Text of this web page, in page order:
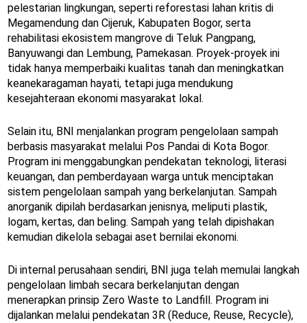
pelestarian lingkungan, seperti reforestasi lahan kritis di
Megamendung dan Cijeruk, Kabupaten Bogor, serta
rehabilitasi ekosistem mangrove di Teluk Pangpang,
Banyuwangi dan Lembung, Pamekasan. Proyek-proyek ini
tidak hanya memperbaiki kualitas tanah dan meningkatkan
keanekaragaman hayati, tetapi juga mendukung
kesejahteraan ekonomi masyarakat lokal.
Selain itu, BNI menjalankan program pengelolaan sampah
berbasis masyarakat melalui Pos Pandai di Kota Bogor.
Program ini menggabungkan pendekatan teknologi, literasi
keuangan, dan pemberdayaan warga untuk menciptakan
sistem pengelolaan sampah yang berkelanjutan. Sampah
anorganik dipilah berdasarkan jenisnya, meliputi plastik,
logam, kertas, dan beling. Sampah yang telah dipishakan
kemudian dikelola sebagai aset bernilai ekonomi.
Di internal perusahaan sendiri, BNI juga telah memulai langkah
pengelolaan limbah secara berkelanjutan dengan
menerapkan prinsip Zero Waste to Landfill. Program ini
dijalankan melalui pendekatan 3R (Reduce, Reuse, Recycle),